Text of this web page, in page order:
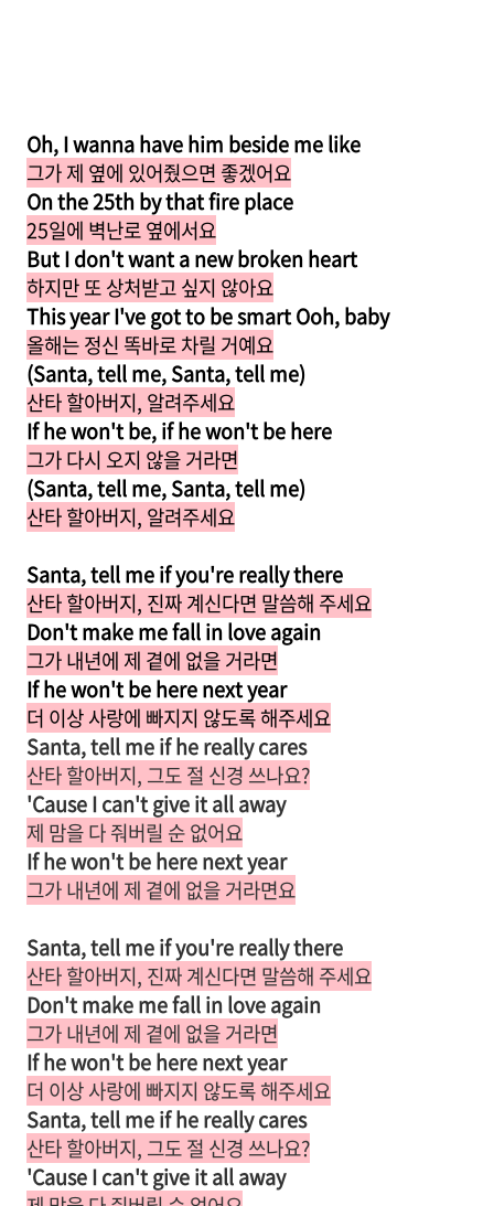
Oh, I wanna have him beside me like
그가 제 옆에 있어줬으면 좋겠어요
On the 25th by that fire place
25일에 벽난로 옆에서요
But I don't want a new broken heart
하지만 또 상처받고 싶지 않아요
This year I've got to be smart Ooh, baby
올해는 정신 똑바로 차릴 거예요
(Santa, tell me, Santa, tell me)
산타 할아버지, 알려주세요
If he won't be, if he won't be here
그가 다시 오지 않을 거라면
(Santa, tell me, Santa, tell me)
산타 할아버지, 알려주세요
Santa, tell me if you're really there
산타 할아버지, 진짜 계신다면 말씀해 주세요
Don't make me fall in love again
그가 내년에 제 곁에 없을 거라면
If he won't be here next year
더 이상 사랑에 빠지지 않도록 해주세요
Santa, tell me if he really cares
산타 할아버지, 그도 절 신경 쓰나요?
'Cause I can't give it all away
제 맘을 다 줘버릴 순 없어요
If he won't be here next year
그가 내년에 제 곁에 없을 거라면요
Santa, tell me if you're really there
산타 할아버지, 진짜 계신다면 말씀해 주세요
Don't make me fall in love again
그가 내년에 제 곁에 없을 거라면
If he won't be here next year
더 이상 사랑에 빠지지 않도록 해주세요
Santa, tell me if he really cares
산타 할아버지, 그도 절 신경 쓰나요?
'Cause I can't give it all away